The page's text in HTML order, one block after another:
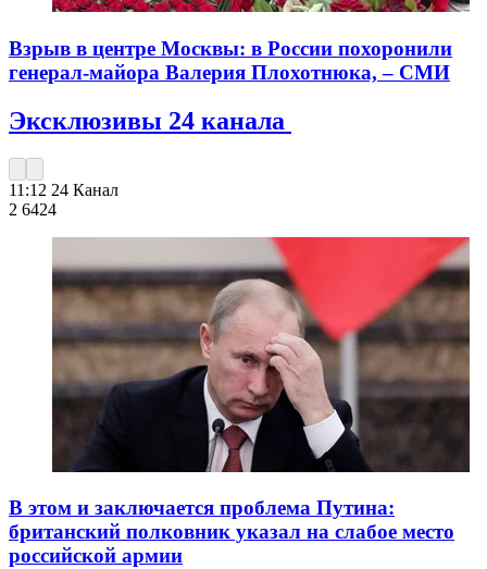
Взрыв в центре Москвы: в России похоронили
генерал-майора Валерия Плохотнюка, – СМИ
Эксклюзивы 24 канала
11:12 24 Канал
2 6424
В этом и заключается проблема Путина:
британский полковник указал на слабое место
российской армии